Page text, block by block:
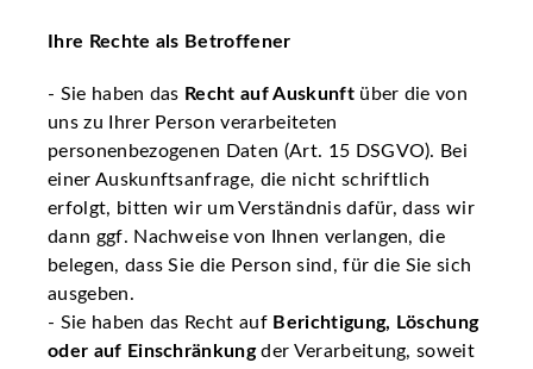
Ihre Rechte als Betroffener
- Sie haben das Recht auf Auskunft über die von
uns zu Ihrer Person verarbeiteten
personenbezogenen Daten (Art. 15 DSGVO). Bei
einer Auskunftsanfrage, die nicht schriftlich
erfolgt, bitten wir um Verständnis dafür, dass wir
dann ggf. Nachweise von Ihnen verlangen, die
belegen, dass Sie die Person sind, für die Sie sich
ausgeben.
- Sie haben das Recht auf Berichtigung, Löschung
oder auf Einschränkungder Verarbeitung, soweit